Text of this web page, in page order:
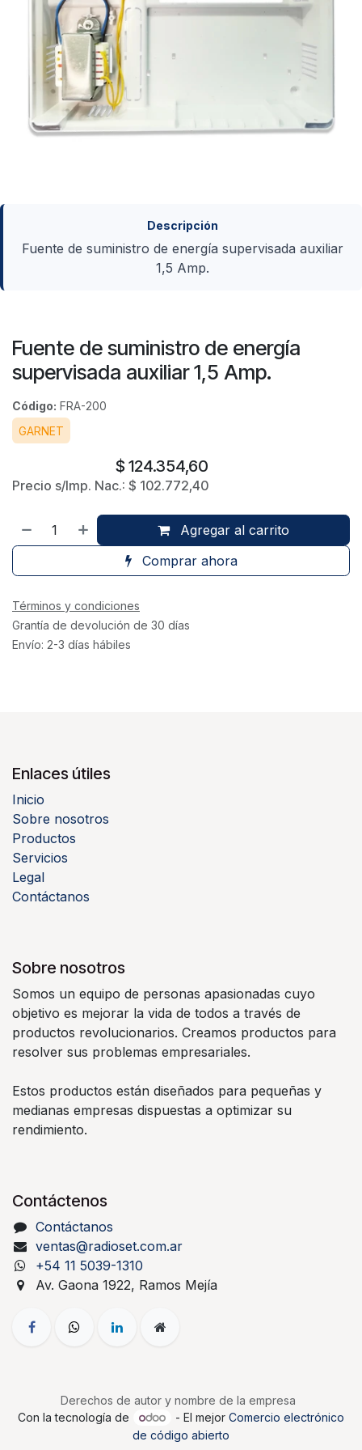
Descripción
Fuente de suministro de energía supervisada auxiliar
1,5 Amp.
Fuente de suministro de energía
supervisada auxiliar 1,5 Amp.
Código: FRA-200
GARNET
$ 124.354,60
Precio s/Imp. Nac.: $ 102.772,40
Agregar al carrito
Comprar ahora
Términos y condiciones
Grantía de devolución de 30 días
Envío: 2-3 días hábiles
Enlaces útiles
Inicio
Sobre nosotros
Productos
Servicios
Legal
Contáctanos
Sobre nosotros
Somos un equipo de personas apasionadas cuyo
objetivo es mejorar la vida de todos a través de
productos revolucionarios. Creamos productos para
resolver sus problemas empresariales.
Estos productos están diseñados para pequeñas y
medianas empresas dispuestas a optimizar su
rendimiento.
Contáctenos
Contáctanos
ventas@radioset.com.ar
+54 11 5039-1310
Av. Gaona 1922, Ramos Mejía
Derechos de autor y nombre de la empresa
Con la tecnología de
- El mejor Comercio electrónico
de código abierto